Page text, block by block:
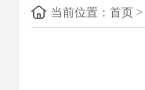
当前位置： 首页>